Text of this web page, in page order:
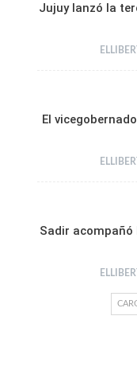
Jujuy lanzó la
El
Sadir acompañó